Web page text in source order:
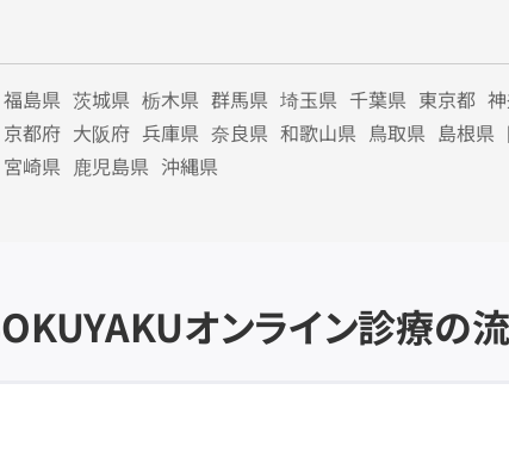
福島県 茨城県 栃木県 群馬県 埼玉県 千葉県 東京都
京都府 大阪府 兵庫県 奈良県 和歌山県 鳥取県 島根県
宮崎県 鹿児島県 沖縄県
オンライン診療の